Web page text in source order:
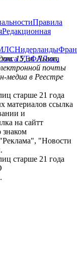
Правила
Редакционная
Нидерланды
лига УЕФАЛига
15, м. Львов,
почты
медиа в Реестре
старше 21 года
материалов ссылка
и
на сайтт
знаком
"Новости
старше 21 года